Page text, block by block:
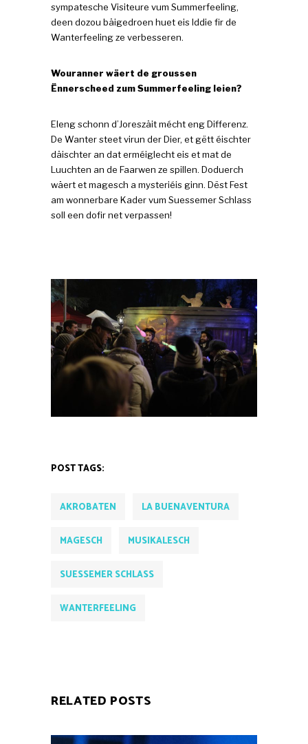
sympatesche Visiteure vum Summerfeeling,
deen dozou bäigedroen huet eis Iddie fir de
Wanterfeeling ze verbesseren.
Wouranner wäert de groussen
Ënnerscheed zum Summerfeeling leien?
Eleng schonn d’Joreszäit mécht eng Differenz.
De Wanter steet virun der Dier, et gëtt éischter
däischter an dat erméiglecht eis et mat de
Luuchten an de Faarwen ze spillen. Doduerch
wäert et magesch a mysteriéis ginn. Dëst Fest
am wonnerbare Kader vum Suessemer Schlass
soll een dofir net verpassen!
POST TAGS:
AKROBATEN LA BUENAVENTURA
MAGESCH MUSIKALESCH
SUESSEMER SCHLASS
WANTERFEELING
RELATED POSTS